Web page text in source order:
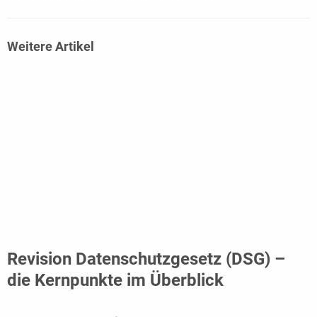
Weitere Artikel
Revision Datenschutzgesetz (DSG) –
die Kernpunkte im Überblick